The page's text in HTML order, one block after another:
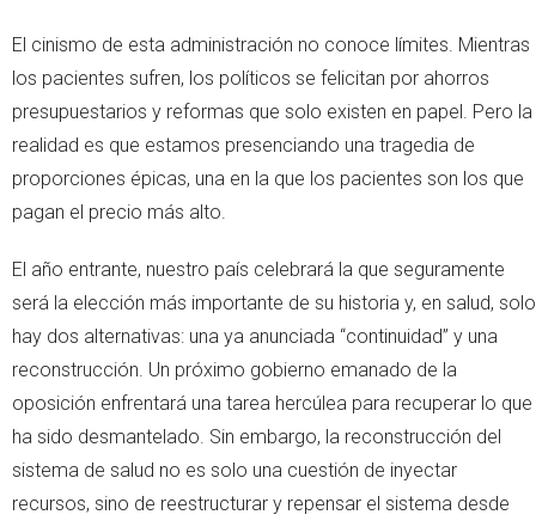
El cinismo de esta administración no conoce límites. Mientras
los pacientes sufren, los políticos se felicitan por ahorros
presupuestarios y reformas que solo existen en papel. Pero la
realidad es que estamos presenciando una tragedia de
proporciones épicas, una en la que los pacientes son los que
pagan el precio más alto.
El año entrante, nuestro país celebrará la que seguramente
será la elección más importante de su historia y, en salud, solo
hay dos alternativas: una ya anunciada “continuidad” y una
reconstrucción. Un próximo gobierno emanado de la
oposición enfrentará una tarea hercúlea para recuperar lo que
ha sido desmantelado. Sin embargo, la reconstrucción del
sistema de salud no es solo una cuestión de inyectar
recursos, sino de reestructurar y repensar el sistema desde